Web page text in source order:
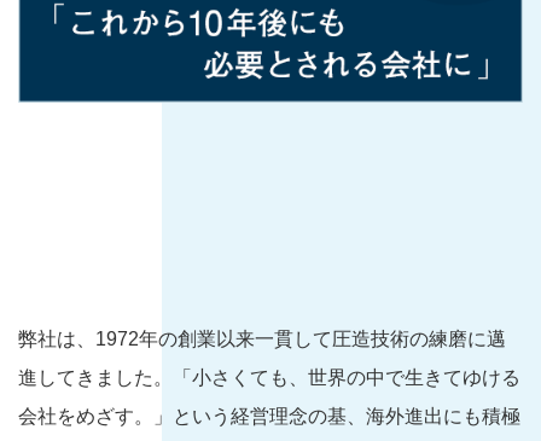
弊社は、1972年の創業以来一貫して圧造技術の練磨に邁
進してきました。「小さくても、世界の中で生きてゆける
会社をめざす。」という経営理念の基、海外進出にも積極